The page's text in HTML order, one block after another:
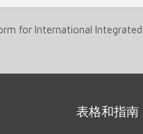
for International Integrated
表格和指南